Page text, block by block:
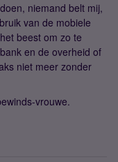
niemand belt mij,
van de mobiele
beest om zo te
en de overheid of
niet meer zonder
vrouwe.